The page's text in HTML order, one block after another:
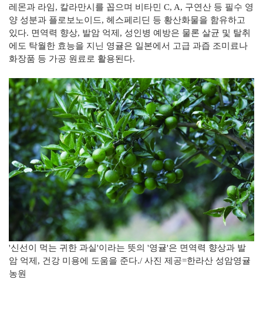
레몬과 라임, 칼라만시를 꼽으며 비타민 C, A, 구연산 등 필수 영
양 성분과 플로보노이드, 헤스페리딘 등 황산화물을 함유하고
있다. 면역력 향상, 발암 억제, 성인병 예방은 물론 살균 및 탈취
에도 탁월한 효능을 지닌 영귤은 일본에서 고급 과즙 조미료나
화장품 등 가공 원료로 활용된다.
'신선이 먹는 귀한 과실'이라는 뜻의 '영귤'은 면역력 향상과 발
암 억제, 건강 미용에 도움을 준다./ 사진 제공=한라산 성암영귤
농원